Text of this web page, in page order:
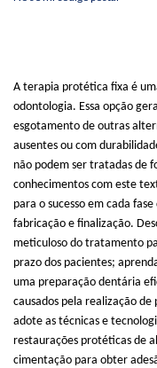
A terapia protética fixa é
odontologia. Essa opção
esgotamento de outras
ausentes ou com
não podem ser tratadas de
conhecimentos com este
para o sucesso em cada
fabricação e finalização.
meticuloso do tratamento
prazo dos pacientes;
uma preparação dentária
causados pela realização
adote as técnicas e
restaurações protéticas de
cimentação para obter